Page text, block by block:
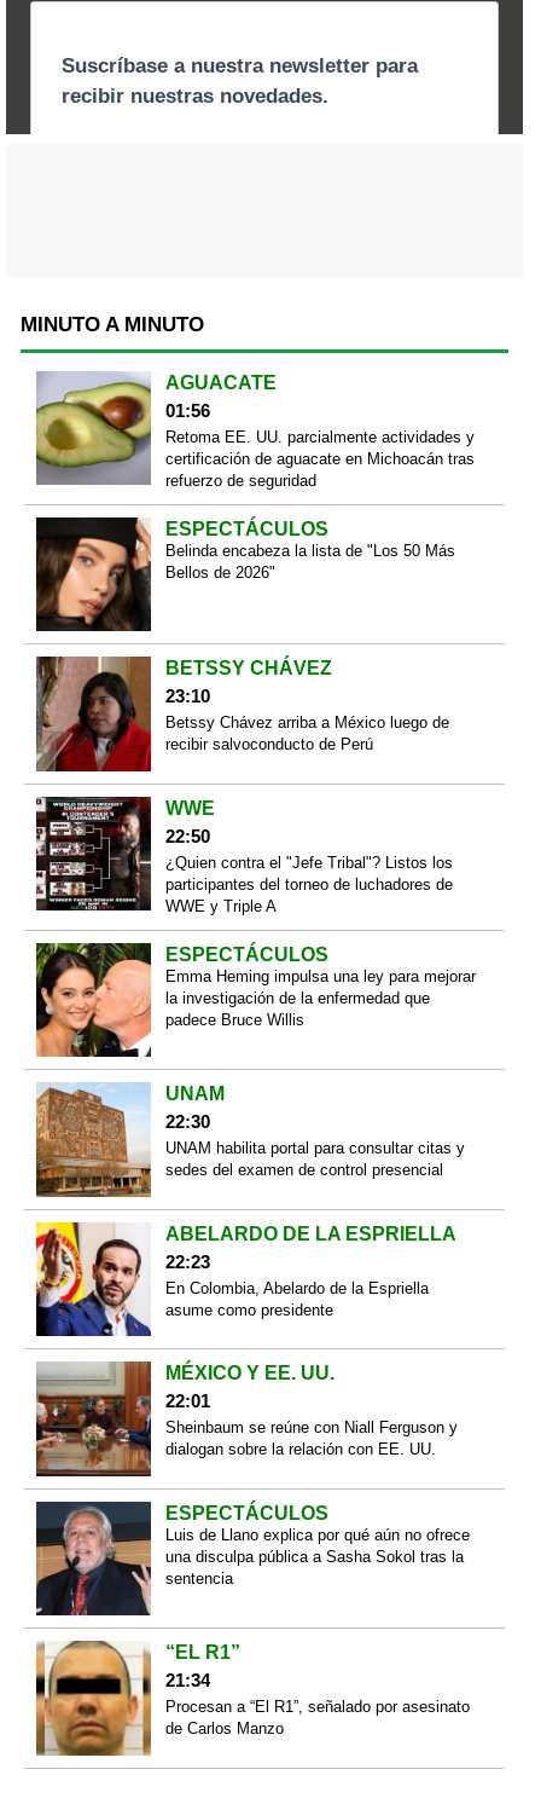
MINUTO A MINUTO
AGUACATE
01:56
Retoma EE. UU. parcialmente actividades y
certificación de aguacate en Michoacán tras
refuerzo de seguridad
ESPECTÁCULOS
Belinda encabeza la lista de "Los 50 Más
Bellos de 2026"
BETSSY CHÁVEZ
23:10
Betssy Chávez arriba a México luego de
recibir salvoconducto de Perú
WWE
22:50
¿Quien contra el "Jefe Tribal"? Listos los
participantes del torneo de luchadores de
WWE y Triple A
ESPECTÁCULOS
Emma Heming impulsa una ley para mejorar
la investigación de la enfermedad que
padece Bruce Willis
UNAM
22:30
UNAM habilita portal para consultar citas y
sedes del examen de control presencial
ABELARDO DE LA ESPRIELLA
22:23
En Colombia, Abelardo de la Espriella
asume como presidente
MÉXICO Y EE. UU.
22:01
Sheinbaum se reúne con Niall Ferguson y
dialogan sobre la relación con EE. UU.
ESPECTÁCULOS
Luis de Llano explica por qué aún no ofrece
una disculpa pública a Sasha Sokol tras la
sentencia
“EL R1”
21:34
Procesan a “El R1”, señalado por asesinato
de Carlos Manzo